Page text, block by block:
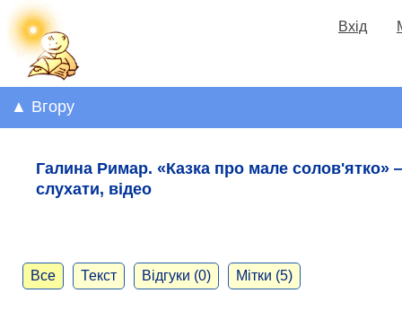
Вхід
▲ Вгору
Галина Римар. «Казка про мале солов'ятко»
слухати, відео
Все Текст Відгуки (0) Мітки (5)